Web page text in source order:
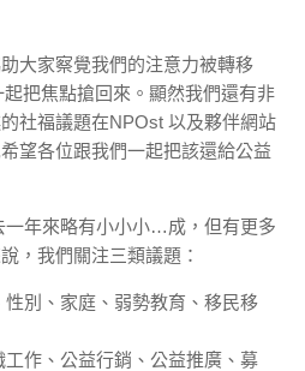
大家察覺我們的注意力被轉移
把焦點搶回來。顯然我們還有非
社福議題在NPOst 以及夥伴網站
望各位跟我們一起把該還給公益
一年來略有小小小…成，但有更多
，我們關注三類議題：
別、家庭、弱勢教育、移民移
作、公益行銷、公益推廣、募